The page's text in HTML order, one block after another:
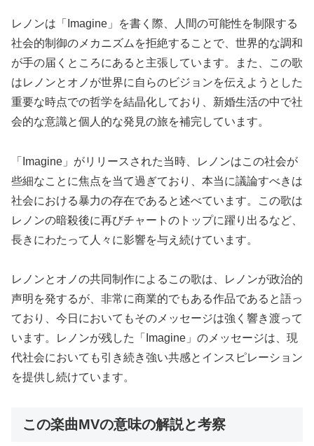
レノンは「Imagine」を書く際、人間の可能性を制限する
社会的制御のメカニズムを拒絶することで、世界的な調和
が手の届くところにあると主張しています​​。また、この歌
はレノンとオノが世界に自らのビジョンを伝えようとした
重要な時点での哲学を結晶化しており、新婚生活の中で社
会的な意識と個人的な発見の旅を補完しています​​。
「Imagine」がリリースされた当時、レノンはこの社会が
些細なことに焦点を当て過ぎており、本当に議論すべきは
社会における暴力の存在であると述べています。この歌は
レノンの暗殺後に再びチャートのトップに躍り出るなど、
長きにわたって人々に影響を与え続けています​​。
レノンとオノの共同制作によるこの歌は、レノンが政治的
声明を発するが、非常に商業的でもある作品であると語っ
ており、今日においてもそのメッセージは強く響き渡って
います​​。レノンが残した「Imagine」のメッセージは、現
代社会においても引き続き強い共感とインスピレーション
を提供し続けています。
この楽曲MVの意味の解説と考察